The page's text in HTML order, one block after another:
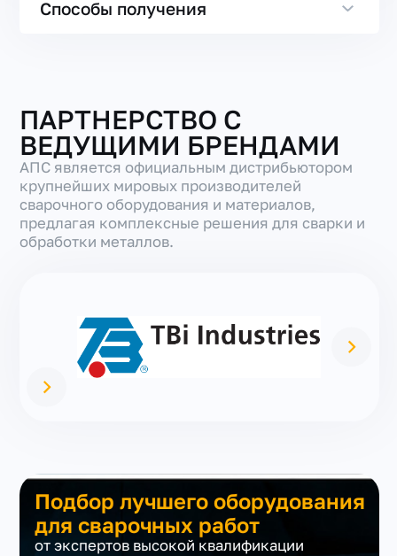
Способы получения
ПАРТНЕРСТВО С
ВЕДУЩИМИ БРЕНДАМИ
АПС является официальным дистрибьютором
крупнейших мировых производителей
сварочного оборудования и материалов,
предлагая комплексные решения для сварки и
обработки металлов.
Подбор лучшего оборудования
для сварочных работ
от экспертов высокой квалификации